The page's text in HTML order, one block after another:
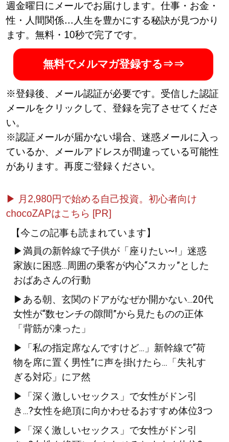
週金曜日にメールでお届けします。仕事・お金・
性・人間関係…人生を豊かにする秘訣が見つかり
ます。無料・10秒で完了です。
無料でメルマガ登録する⇒⇒
※登録後、メール認証が必要です。受信した認証
メールをクリックして、登録を完了させてくださ
い。
※認証メールが届かない場合、迷惑メールに入っ
ているか、メールアドレスが間違っている可能性
があります。再度ご登録ください。
▶ 月2,980円で始める自己投資。初心者向け
chocoZAPはこちら [PR]
【今この記事も読まれています】
▶満員の新幹線で子供が「座りたい~!」迷惑
家族に困惑...周囲の乗客が内心“スカッ”とした
おばあさんの行動
▶ある朝、玄関のドアがなぜか開かない...20代
女性が“数センチの隙間”から見たものの正体
「背筋が凍った」
▶「私の指定席なんですけど...」新幹線で“荷
物を席に置く男性”に声を掛けたら...「失礼す
ぎる対応」にア然
▶「深く激しいセックス」で女性がドン引
き...?女性を絶頂に向かわせるおすすめ体位3つ
▶「深く激しいセックス」で女性がドン引